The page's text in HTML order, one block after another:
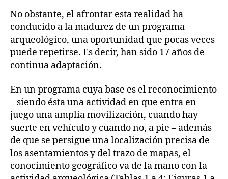
No obstante, el afrontar esta realidad ha
conducido a la madurez de un programa
arqueológico, una oportunidad que pocas veces
puede repetirse. Es decir, han sido 17 años de
continua adaptación.
En un programa cuya base es el reconocimiento
– siendo ésta una actividad en que entra en
juego una amplia movilización, cuando hay
suerte en vehículo y cuando no, a pie – además
de que se persigue una localización precisa de
los asentamientos y del trazo de mapas, el
conocimiento geográfico va de la mano con la